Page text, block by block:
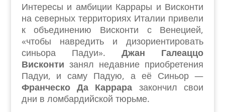
Интересы и амбиции Каррары и Висконти
на северных территориях Италии привели
к объединению Висконти с Венецией,
«чтобы навредить и дизориентировать
синьора Падуи».Джан Галеаццо
Висконти занял недавние приобретения
Падуи, и саму Падую, а её Синьор —
Франческо Да Каррара закончил свои
дни в ломбардийской тюрьме.